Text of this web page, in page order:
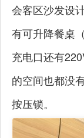
会客区沙发设
有可升降餐桌
充电口还有
的空间也都没
按压锁。